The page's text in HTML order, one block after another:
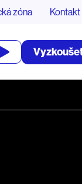
zóna Kontakt